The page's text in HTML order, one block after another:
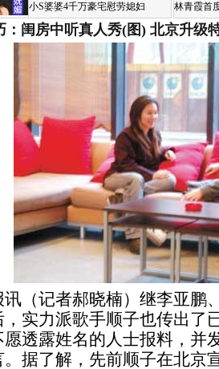
小S婆婆4千万豪宅慰劳媳妇 林青霞首
：闺房中听真人秀(图) 北京升级
记者郝晓楠）继李亚鹏
，实力派歌手顺子也传出了
愿透露姓名的人士报料，并
。据了解，先前顺子在北京